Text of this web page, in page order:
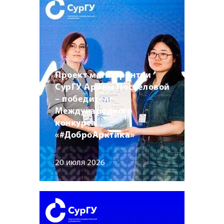
Проект магистрантки
СурГУ Арины Поспеловой
– победитель
Международного
конкурса
«#ДоброАрктика»
20 июля 2026